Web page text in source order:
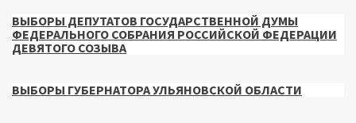
ВЫБОРЫ ДЕПУТАТОВ ГОСУДАРСТВЕННОЙ ДУМЫ
ФЕДЕРАЛЬНОГО СОБРАНИЯ РОССИЙСКОЙ ФЕДЕРАЦИИ
ДЕВЯТОГО СОЗЫВА
ВЫБОРЫ ГУБЕРНАТОРА УЛЬЯНОВСКОЙ ОБЛАСТИ